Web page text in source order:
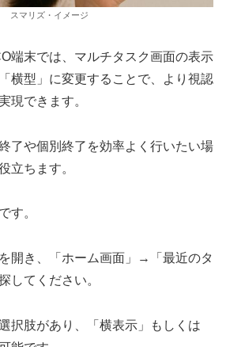
スマリズ・イメージ
端末では、マルチタスク画面の表示
横型」に変更することで、より視認
現できます。
了や個別終了を効率よく行いたい場
立ちます。
す。
開き、「ホーム画面」→「最近のタ
してください。
択肢があり、「横表示」もしくは